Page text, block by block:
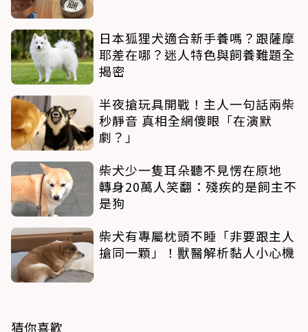
日本狐狸犬適合新手養嗎？跟薩摩
耶差在哪？迷人特色與飼養難題全
揭密
半夜搶玩具開戰！主人一句話兩柴
秒靜音 真相全網傻眼「在演默
劇？」
柴犬少一隻耳朵聽不見愣在原地
轉身20萬人笑翻：殘疾的是飼主不
是狗
柴犬有專屬枕頭不睡「非要跟主人
搶同一顆」！獸醫解析黏人小心機
猜你喜歡